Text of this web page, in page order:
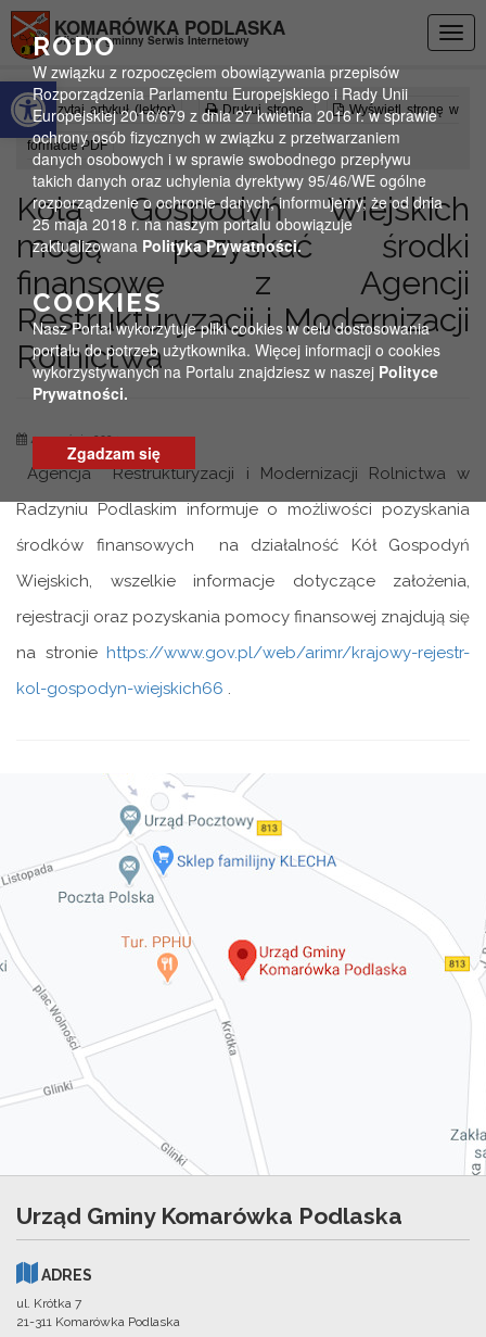
Otwórz pasek narzędzi
KOMARÓWKA PODLASKA
Oficjalny gminny Serwis Internetowy
Czytaj artykuł (lektor) Drukuj stronę Wyświetl stronę w
formacie PDF
Koła Gospodyń Wiejskich
mogą pozyskać środki
finansowe z Agencji
Restrukturyzacji i Modernizacji
Rolnictwa
4 września 2024
Agencja Restrukturyzacji i Modernizacji Rolnictwa w
Radzyniu Podlaskim informuje o możliwości pozyskania
środków finansowych na działalność Kół Gospodyń
Wiejskich, wszelkie informacje dotyczące założenia,
rejestracji oraz pozyskania pomocy finansowej znajdują się
na stronie https://www.gov.pl/web/arimr/krajowy-rejestr-
kol-gospodyn-wiejskich66 .
Urząd Gminy Komarówka Podlaska
ADRES
ul. Krótka 7
21-311 Komarówka Podlaska
RODO
W związku z rozpoczęciem obowiązywania przepisów
Rozporządzenia Parlamentu Europejskiego i Rady Unii
Europejskiej 2016/679 z dnia 27 kwietnia 2016 r. w sprawie
ochrony osób fizycznych w związku z przetwarzaniem
danych osobowych i w sprawie swobodnego przepływu
takich danych oraz uchylenia dyrektywy 95/46/WE ogólne
rozporządzenie o ochronie danych, informujemy, że od dnia
25 maja 2018 r. na naszym portalu obowiązuje
zaktualizowana Polityka Prywatności.
COOKIES
Nasz Portal wykorzytuje pliki cookies w celu dostosowania
portalu do potrzeb użytkownika. Więcej informacji o cookies
wykorzystywanych na Portalu znajdziesz w naszej Polityce
Prywatności.
Zgadzam się